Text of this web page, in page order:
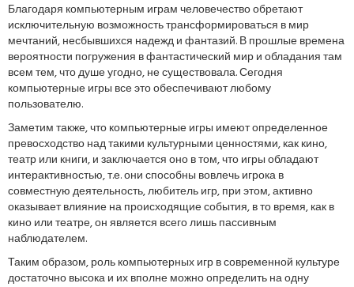
Благодаря компьютерным играм человечество обретают
исключительную возможность трансформироваться в мир
мечтаний, несбывшихся надежд и фантазий. В прошлые времена
вероятности погружения в фантастический мир и обладания там
всем тем, что душе угодно, не существовала. Сегодня
компьютерные игры все это обеспечивают любому
пользователю.
Заметим также, что компьютерные игры имеют определенное
превосходство над такими культурными ценностями, как кино,
театр или книги, и заключается оно в том, что игры обладают
интерактивностью, т.е. они способны вовлечь игрока в
совместную деятельность, любитель игр, при этом, активно
оказывает влияние на происходящие события, в то время, как в
кино или театре, он является всего лишь пассивным
наблюдателем.
Таким образом, роль компьютерных игр в современной культуре
достаточно высока и их вполне можно определить на одну